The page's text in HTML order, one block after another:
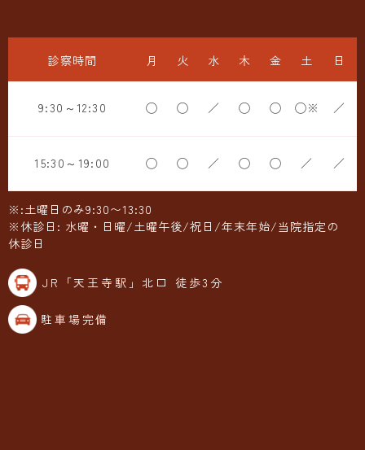
診察時間 月 火 水 木 金 土 日
9:30～12:30 ◯ ◯ ／ ◯ ◯ ◯※ ／
15:30～19:00 ◯ ◯ ／ ◯ ◯ ／ ／
※:土曜日のみ9:30〜13:30
※休診日: 水曜・日曜/土曜午後/祝日/年末年始/当院指定の
休診日
JR「天王寺駅」北口 徒歩3分
駐車場完備